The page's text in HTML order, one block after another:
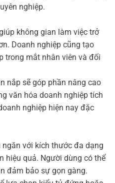
nghiệp.
không gian làm việc trở
Doanh nghiệp cũng tạo
trong mắt nhân viên và đối
nắp sẽ góp phần nâng cao
văn hóa doanh nghiệp tích
nghiệp hiện nay đặc
với kích thước đa dạng
hiệu quả. Người dùng có thể
đảm bảo sự gọn gàng.